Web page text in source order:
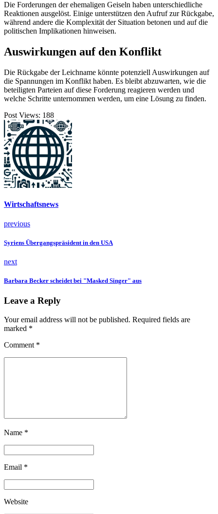
Die Forderungen der ehemaligen Geiseln haben unterschiedliche
Reaktionen ausgelöst. Einige unterstützen den Aufruf zur Rückgabe,
während andere die Komplexität der Situation betonen und auf die
politischen Implikationen hinweisen.
Auswirkungen auf den Konflikt
Die Rückgabe der Leichname könnte potenziell Auswirkungen auf
die Spannungen im Konflikt haben. Es bleibt abzuwarten, wie die
beteiligten Parteien auf diese Forderung reagieren werden und
welche Schritte unternommen werden, um eine Lösung zu finden.
Post Views: 188
Wirtschaftsnews
previous
Syriens Übergangspräsident in den USA
next
Barbara Becker scheidet bei "Masked Singer" aus
Leave a Reply
Your email address will not be published. Required fields are
marked *
Comment *
Name *
Email *
Website